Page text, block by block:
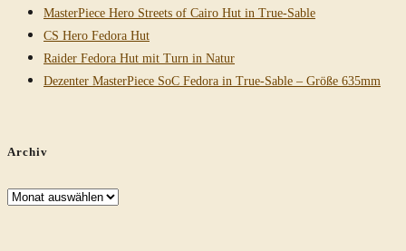
MasterPiece Hero Streets of Cairo Hut in True-Sable
CS Hero Fedora Hut
Raider Fedora Hut mit Turn in Natur
Dezenter MasterPiece SoC Fedora in True-Sable – Größe 635mm
Archiv
Archiv